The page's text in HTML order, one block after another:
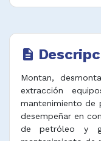
description
Montan,
extracción
mantenimiento de
desempeñar en
de petróleo y